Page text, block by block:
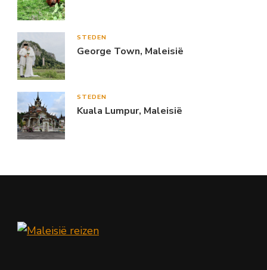
STEDEN
George Town, Maleisië
STEDEN
Kuala Lumpur, Maleisië